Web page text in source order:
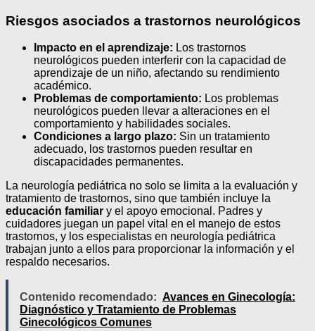
Riesgos asociados a trastornos neurológicos
Impacto en el aprendizaje: Los trastornos
neurológicos pueden interferir con la capacidad de
aprendizaje de un niño, afectando su rendimiento
académico.
Problemas de comportamiento: Los problemas
neurológicos pueden llevar a alteraciones en el
comportamiento y habilidades sociales.
Condiciones a largo plazo: Sin un tratamiento
adecuado, los trastornos pueden resultar en
discapacidades permanentes.
La neurología pediátrica no solo se limita a la evaluación y
tratamiento de trastornos, sino que también incluye la
educación familiar y el apoyo emocional. Padres y
cuidadores juegan un papel vital en el manejo de estos
trastornos, y los especialistas en neurología pediátrica
trabajan junto a ellos para proporcionar la información y el
respaldo necesarios.
Contenido recomendado: Avances en Ginecología:
Diagnóstico y Tratamiento de Problemas
Ginecológicos Comunes